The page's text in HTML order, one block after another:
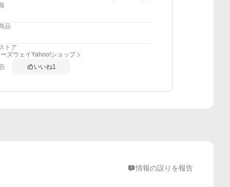
品
トア
ズウェイYahoo!ショップ
いいね1
情報の誤りを報告